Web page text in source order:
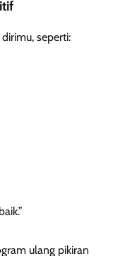
seperti:
ulang pikiran